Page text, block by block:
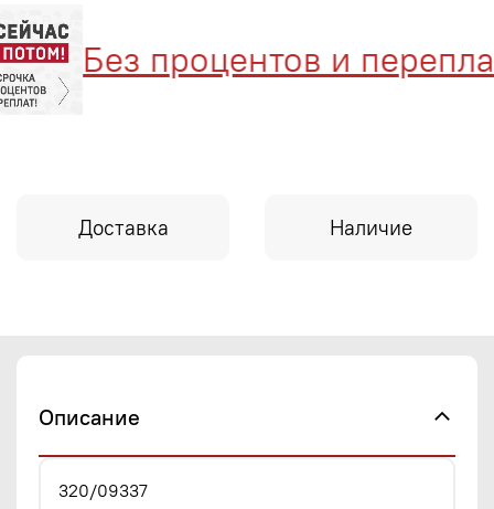
Без процентов и переплат
Доставка Наличие
Описание
320/09337